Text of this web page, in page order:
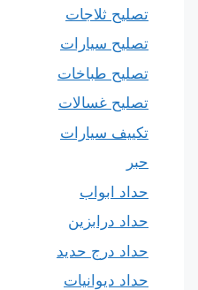
تصليح ثلاجات
تصليح سيارات
تصليح طباخات
تصليح غسالات
تكييف سيارات
حبر
حداد ابواب
حداد درابزين
حداد درج حديد
حداد ديوانيات